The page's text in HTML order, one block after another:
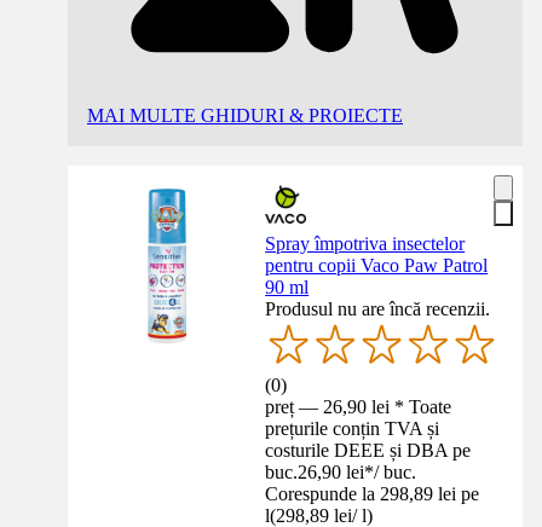
MAI MULTE GHIDURI & PROIECTE
Spray împotriva insectelor
pentru copii Vaco Paw Patrol
90 ml
Produsul nu are încă recenzii.
(0)
preț — 26,90 lei * Toate
prețurile conțin TVA și
costurile DEEE și DBA pe
buc.26,90 lei*/ buc.
Corespunde la 298,89 lei pe
l(298,89 lei/ l)